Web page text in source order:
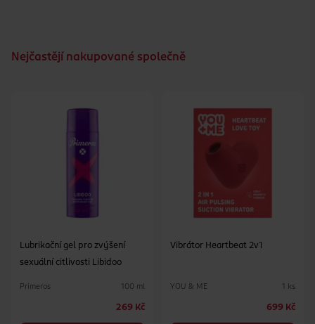
Nejčastějí nakupované společně
Lubrikační gel pro zvýšení
sexuální citlivosti Libidoo
Primeros 100 ml
269 Kč
Vibrátor Heartbeat 2v1
YOU & ME 1 ks
699 Kč